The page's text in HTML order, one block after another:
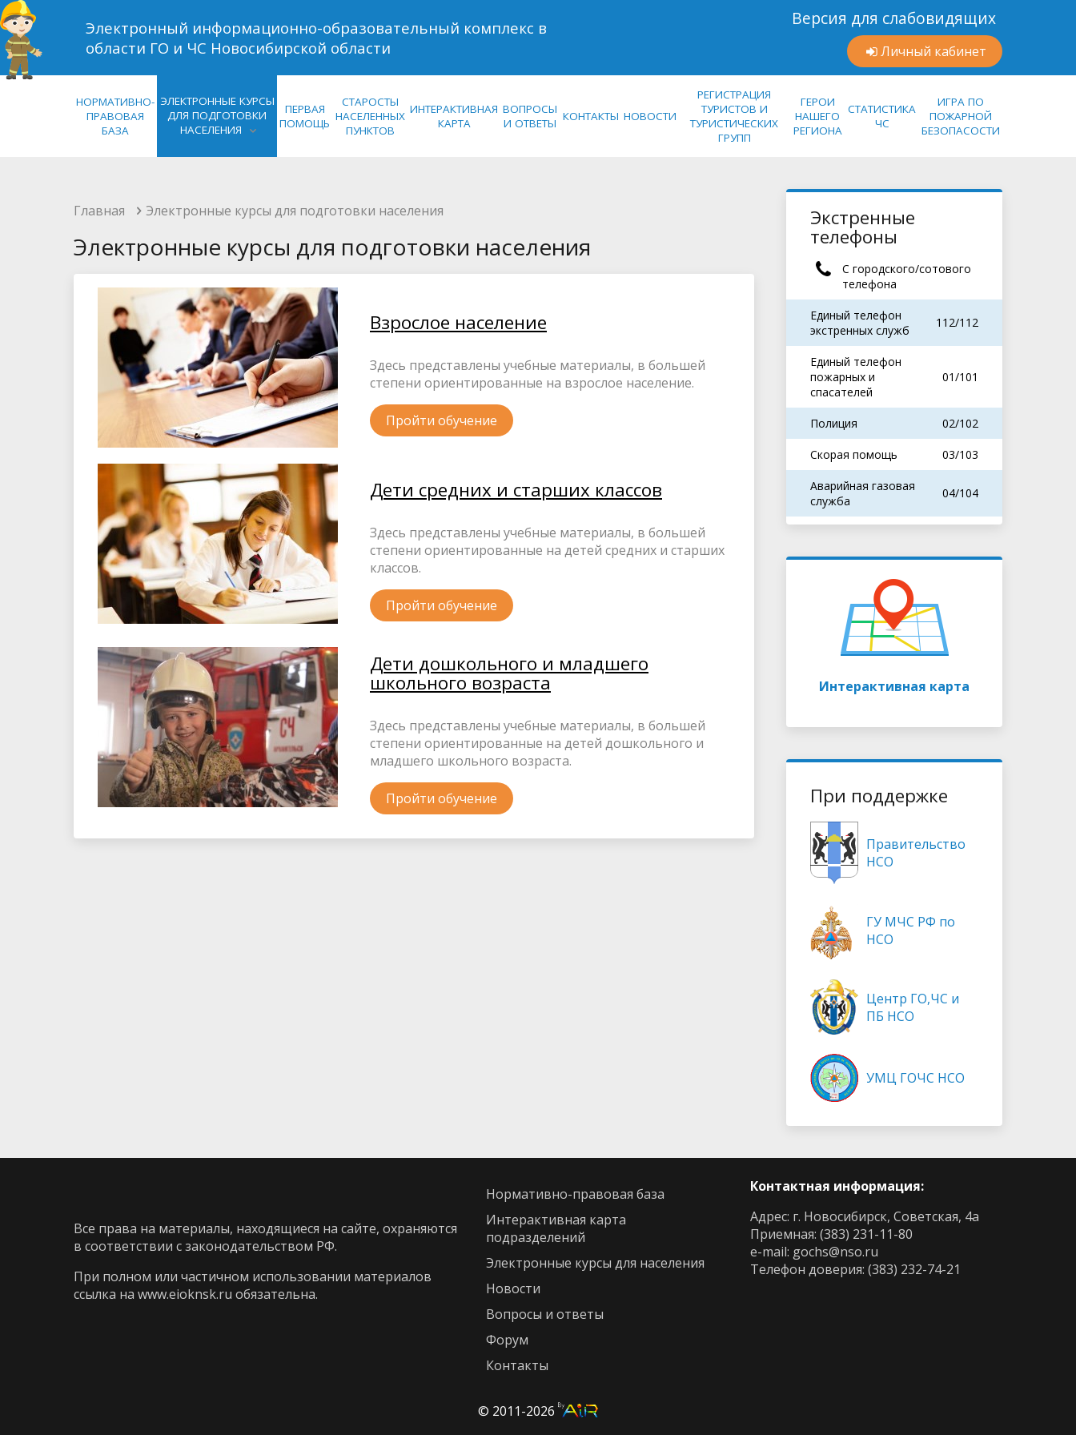
Электронный информационно-образовательный комплекс в
области ГО и ЧС Новосибирской области
Версия для слабовидящих
Личный кабинет
НОРМАТИВНО-
ПРАВОВАЯ
БАЗА
ЭЛЕКТРОННЫЕ КУРСЫ
ДЛЯ ПОДГОТОВКИ
НАСЕЛЕНИЯ
ПЕРВАЯ
ПОМОЩЬ
СТАРОСТЫ
НАСЕЛЕННЫХ
ПУНКТОВ
ИНТЕРАКТИВНАЯ
КАРТА
ВОПРОСЫ
И ОТВЕТЫ КОНТАКТЫ НОВОСТИ
РЕГИСТРАЦИЯ
ТУРИСТОВ И
ТУРИСТИЧЕСКИХ
ГРУПП
ГЕРОИ
НАШЕГО
РЕГИОНА
СТАТИСТИКА
ЧС
ИГРА ПО
ПОЖАРНОЙ
БЕЗОПАСОСТИ
Главная Электронные курсы для подготовки населения
Электронные курсы для подготовки населения
Взрослое население
Здесь представлены учебные материалы, в большей
степени ориентированные на взрослое население.
Пройти обучение
Дети средних и старших классов
Здесь представлены учебные материалы, в большей
степени ориентированные на детей средних и старших
классов.
Пройти обучение
Дети дошкольного и младшего
школьного возраста
Здесь представлены учебные материалы, в большей
степени ориентированные на детей дошкольного и
младшего школьного возраста.
Пройти обучение
Экстренные
телефоны
С городского/сотового
телефона
Единый телефон
экстренных служб
112/112
Единый телефон
пожарных и
спасателей
01/101
Полиция 02/102
Скорая помощь 03/103
Аварийная газовая
служба
04/104
Интерактивная карта
При поддержке
Правительство
НСО
ГУ МЧС РФ по
НСО
Центр ГО,ЧС и
ПБ НСО
УМЦ ГОЧС НСО
Все права на материалы, находящиеся на сайте, охраняются
в соответствии с законодательством РФ.
При полном или частичном использовании материалов
ссылка на www.eioknsk.ru обязательна.
нормативно-правовая база
интерактивная карта
подразделений
Электронные курсы для населения
новости
Вопросы и ответы
Форум
контакты
Контактная информация:
Адрес: г. Новосибирск, Советская, 4а
Приемная: (383) 231-11-80
e-mail: gochs@nso.ru
Телефон доверия: (383) 232-74-21
© 2011-2026